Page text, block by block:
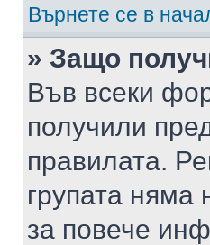
Върнете се в
» Защо
Във всеки
получили
правилата.
групата
за повече